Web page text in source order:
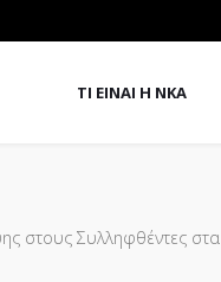
ΤΙ ΕΙΝΑΙ Η ΝΚΑ
στους Συλληφθέντες στα